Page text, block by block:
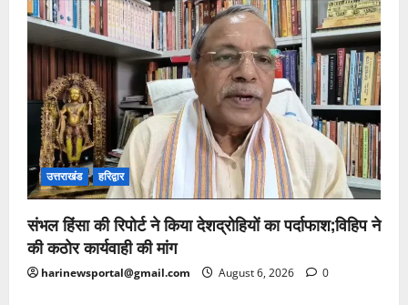
उत्तराखंड हरिद्वार
संभल हिंसा की रिपोर्ट ने किया देशद्रोहियों का पर्दाफाश;विहिप ने
की कठोर कार्यवाही की मांग
harinewsportal@gmail.com August 6, 2026 0